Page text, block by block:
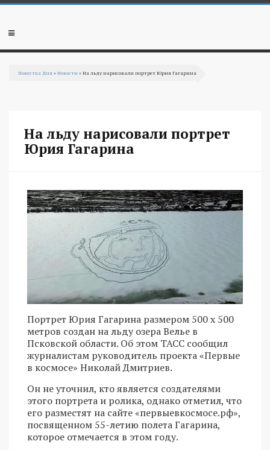
Перейти к основному содержанию
Мобильное
Повестка Дня »Новости » На льду нарисовали портрет Юрия Гагарина
На льду нарисовали портрет
Юрия Гагарина
Портрет Юрия Гагарина размером 500 х 500
метров создан на льду озера Велье в
Псковской области. Об этом ТАСС сообщил
журналистам руководитель проекта «Первые
в космосе» Николай Дмитриев.
Он не уточнил, кто является создателями
этого портрета и ролика, однако отметил, что
его разместят на сайте «первыевкосмосе.рф»,
посвященном 55-летию полета Гагарина,
которое отмечается в этом году.